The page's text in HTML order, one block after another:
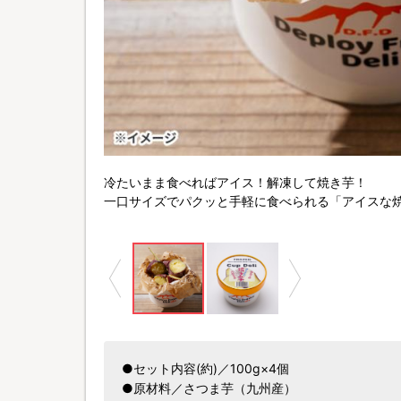
冷たいまま食べればアイス！解凍して焼き芋！
一口サイズでパクッと手軽に食べられる「アイスな
●セット内容(約)／100g×4個
●原材料／さつま芋（九州産）